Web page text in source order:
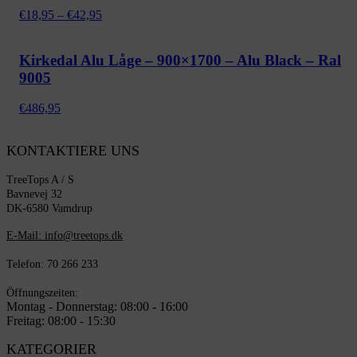
€18,95 – €42,95Prisinterval:
€42,95
Kirkedal Alu Låge – 900×1700 – Alu Black – Ral
9005
€486,95
KONTAKTIERE UNS
TreeTops A / S
Bavnevej 32
DK-6580 Vamdrup
E-Mail: info@treetops.dk
Telefon: 70 266 233
Öffnungszeiten:
Montag - Donnerstag: 08:00 - 16:00
Freitag: 08:00 - 15:30
KATEGORIER